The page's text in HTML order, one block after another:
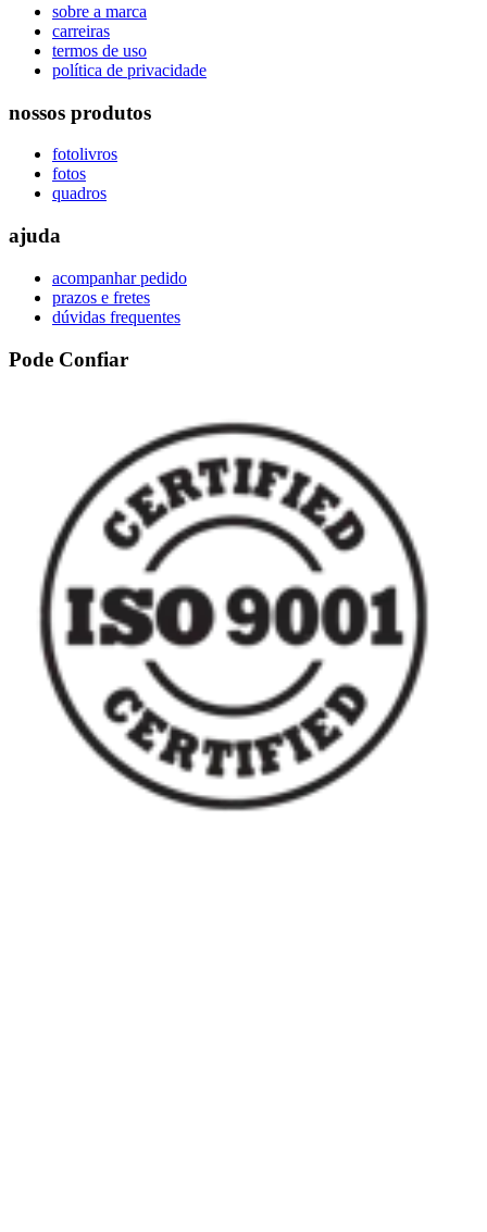
sobre a marca
carreiras
termos de uso
política de privacidade
nossos produtos
fotolivros
fotos
quadros
ajuda
acompanhar pedido
prazos e fretes
dúvidas frequentes
Pode Confiar